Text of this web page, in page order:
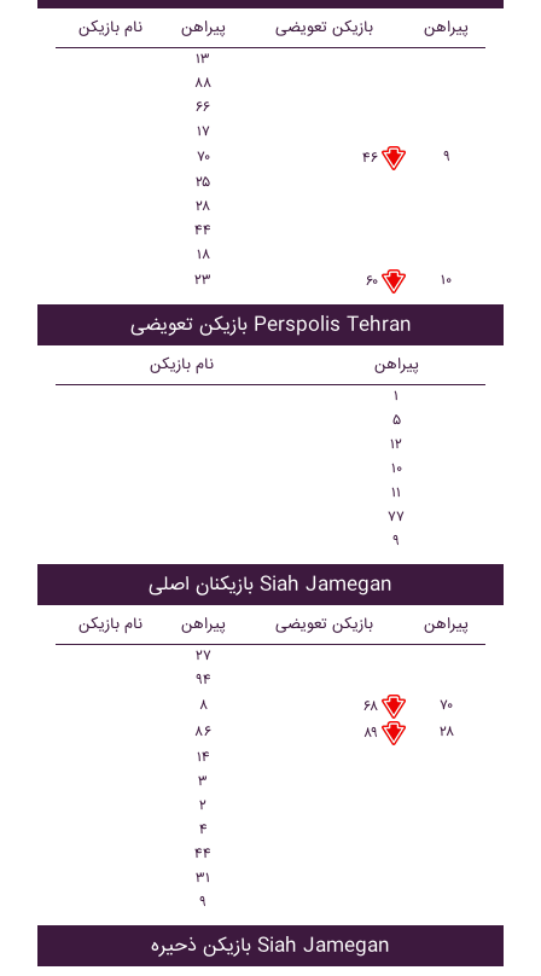
نام بازیکن پیراهن بازیکن تعویضی پیراهن
۱۳
۸۸
۶۶
۱۷
۷۰
۴۶
۹
۲۵
۲۸
۴۴
۱۸
۲۳
۶۰ ۱۰
بازیکن تعویضی Perspolis Tehran
نام بازیکن پیراهن
۱
۵
۱۲
۱۰
۱۱
۷۷
۹
بازیکنان اصلی Siah Jamegan
نام بازیکن پیراهن بازیکن تعویضی پیراهن
۲۷
۹۴
۸
۶۸
۷۰
۸۶
۸۹
۲۸
۱۴
۳
۲
۴
۴۴
۳۱
۹
بازیکن ذحیره Siah Jamegan